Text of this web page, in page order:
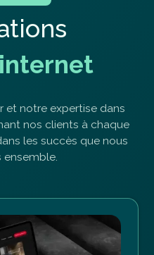
tions
internet
notre expertise dans
nos clients à chaque
les succès que nous